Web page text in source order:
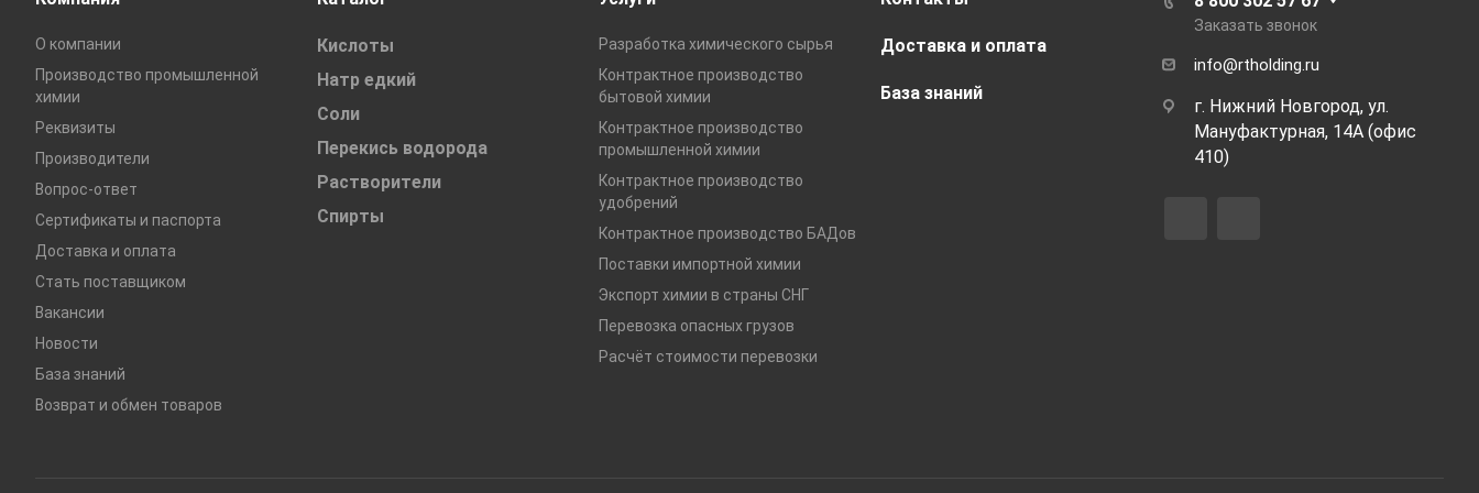
О компании
Производство промышленной
химии
Реквизиты
Производители
Вопрос-ответ
Сертификаты и паспорта
Доставка и оплата
Стать поставщиком
Вакансии
Новости
База знаний
Возврат и обмен товаров
Кислоты
Натр едкий
Соли
Перекись водорода
Растворители
Спирты
Разработка химического сырья
Контрактное производство
бытовой химии
Контрактное производство
промышленной химии
Контрактное производство
удобрений
Контрактное производство БАДов
Поставки импортной химии
Экспорт химии в страны СНГ
Перевозка опасных грузов
Расчёт стоимости перевозки
Доставка и оплата
База знаний
Заказать звонок
info@rtholding.ru
г. Нижний Новгород, ул.
Мануфактурная, 14А (офис
410)